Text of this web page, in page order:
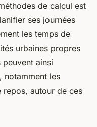
de calcul est
ses journées
les temps de
urbaines propres
ainsi
notamment les
repos, autour de ces